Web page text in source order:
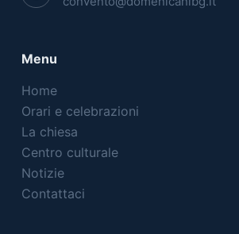
Menu
Home
Orari e celebrazioni
La chiesa
Centro culturale
Notizie
Contattaci